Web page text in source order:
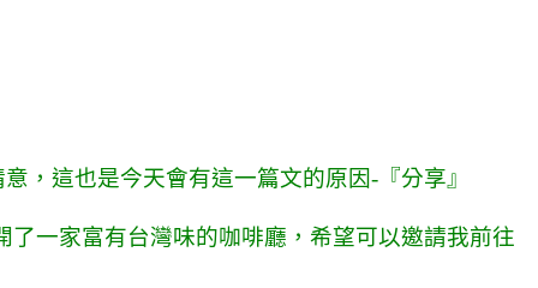
，這也是今天會有這一篇文的原因-『分享』
一家富有台灣味的咖啡廳，希望可以邀請我前往